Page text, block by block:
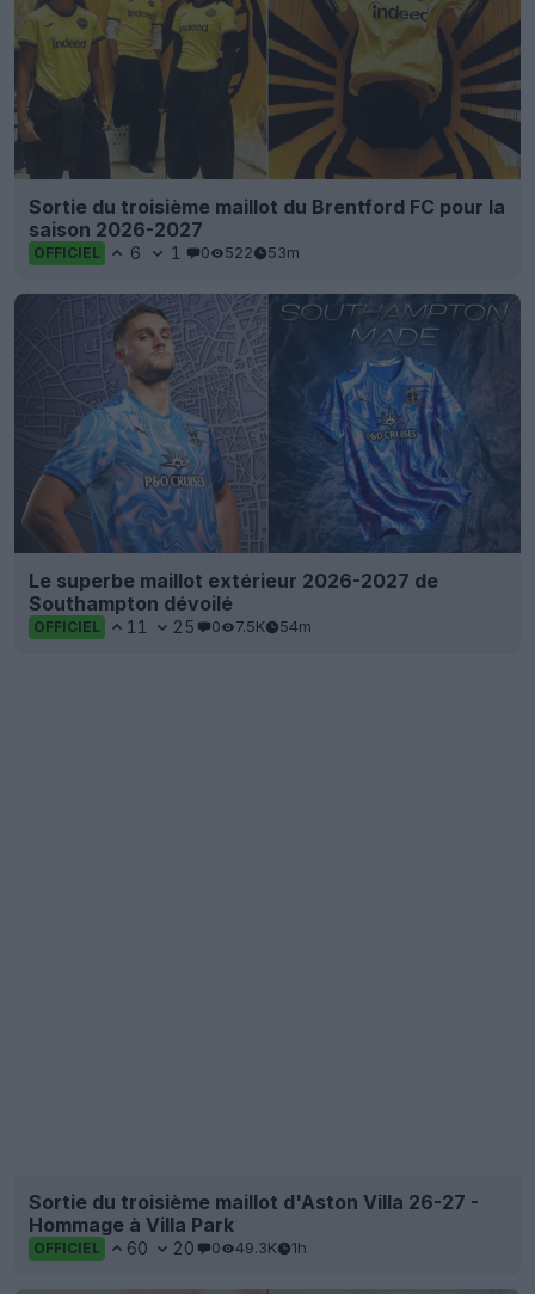
Sortie du troisième maillot du Brentford FC pour la
saison 2026-2027
OFFICIEL 6 1 0 522 53m
Le superbe maillot extérieur 2026-2027 de
Southampton dévoilé
OFFICIEL 11 25 0 7.5K 54m
Sortie du troisième maillot d'Aston Villa 26-27 -
Hommage à Villa Park
OFFICIEL 60 20 0 49.3K 1h